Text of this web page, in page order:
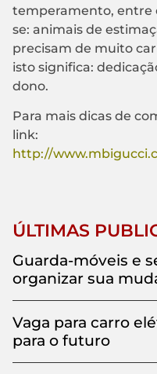
temperamento, entre
se: animais de
precisam de muito
isto significa:
dono.
Para mais dicas de
link:
http://
ÚLTIMAS
Guarda-móveis e
organizar sua
Vaga para carro
para o futuro